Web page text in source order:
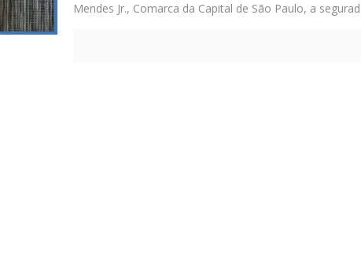
Mendes Jr., Comarca da Capital de São Paulo, a